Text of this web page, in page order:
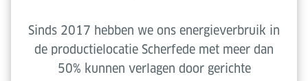
Sinds 2017 hebben we ons energieverbruik in
de productielocatie Scherfede met meer dan
50% kunnen verlagen door gerichte